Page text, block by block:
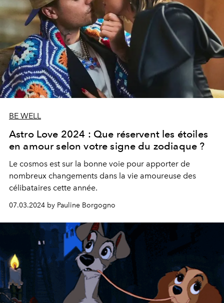
BE WELL
Astro Love 2024 : Que réservent les étoiles
en amour selon votre signe du zodiaque ?
Le cosmos est sur la bonne voie pour apporter de
nombreux changements dans la vie amoureuse des
célibataires cette année.
07.03.2024 by Pauline Borgogno